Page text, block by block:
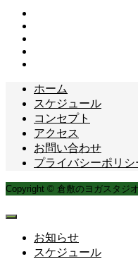
ホーム
スケジュール
コンセプト
アクセス
お問い合わせ
プライバシーポリシ
Copyright © 倉敷のヨガスタジ
お知らせ
スケジュール